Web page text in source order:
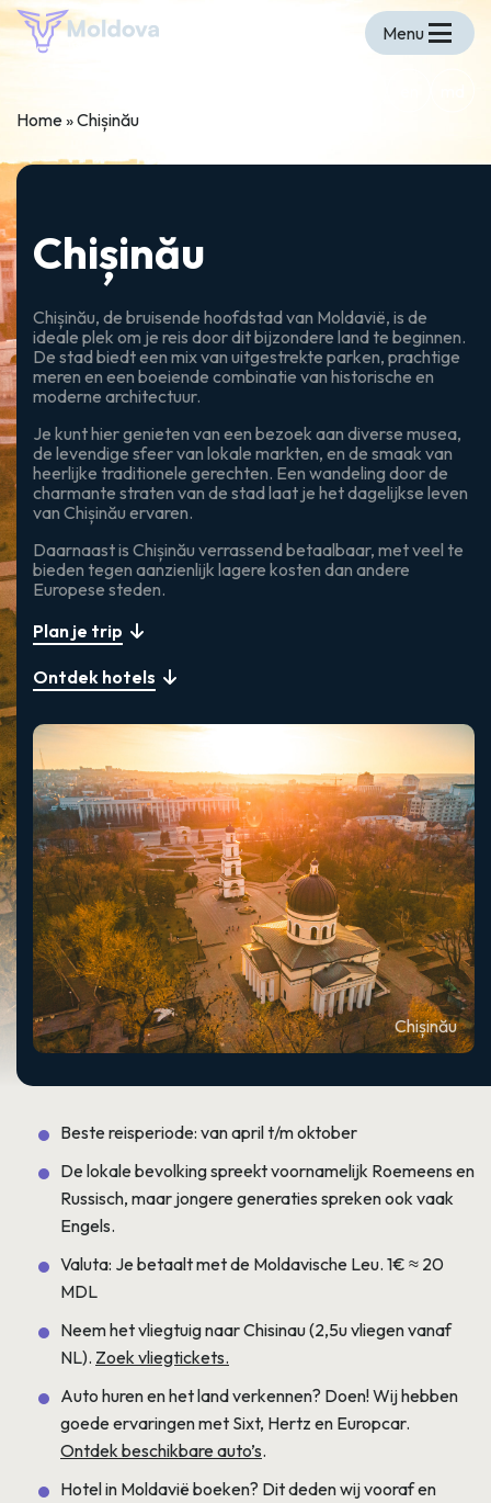
Menu
Home»Chișinău
Chișinău
Chișinău, de bruisende hoofdstad van Moldavië, is de
ideale plek om je reis door dit bijzondere land te beginnen.
De stad biedt een mix van uitgestrekte parken, prachtige
meren en een boeiende combinatie van historische en
moderne architectuur.
Je kunt hier genieten van een bezoek aan diverse musea,
de levendige sfeer van lokale markten, en de smaak van
heerlijke traditionele gerechten. Een wandeling door de
charmante straten van de stad laat je het dagelijkse leven
van Chișinău ervaren.
Daarnaast is Chișinău verrassend betaalbaar, met veel te
bieden tegen aanzienlijk lagere kosten dan andere
Europese steden.
Plan je trip
Ontdek hotels
Chișinău
Beste reisperiode: van april t/m oktober
De lokale bevolking spreekt voornamelijk Roemeens en
Russisch, maar jongere generaties spreken ook vaak
Engels.
Valuta: Je betaalt met de Moldavische Leu. 1€ ≈ 20
MDL
Neem het vliegtuig naar Chisinau (2,5u vliegen vanaf
NL). Zoek vliegtickets.
Auto huren en het land verkennen? Doen! Wij hebben
goede ervaringen met Sixt, Hertz en Europcar.
Ontdek beschikbare auto’s.
Hotel in Moldavië boeken? Dit deden wij vooraf en